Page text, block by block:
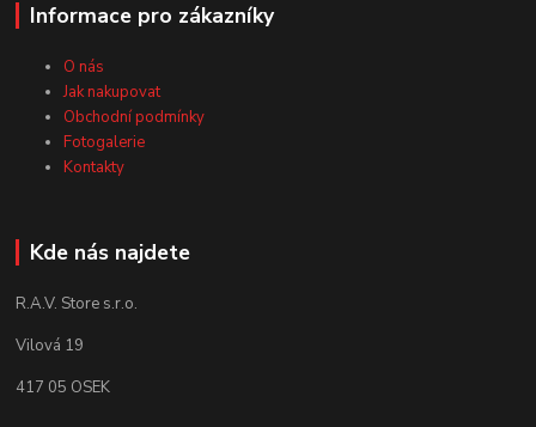
Informace pro zákazníky
O nás
Jak nakupovat
Obchodní podmínky
Fotogalerie
Kontakty
Kde nás najdete
R.A.V. Store s.r.o.
Vilová 19
417 05 OSEK